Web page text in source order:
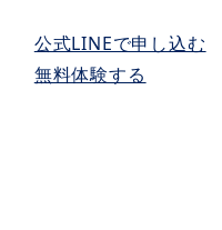
公式LINEで申し込む
無料体験する